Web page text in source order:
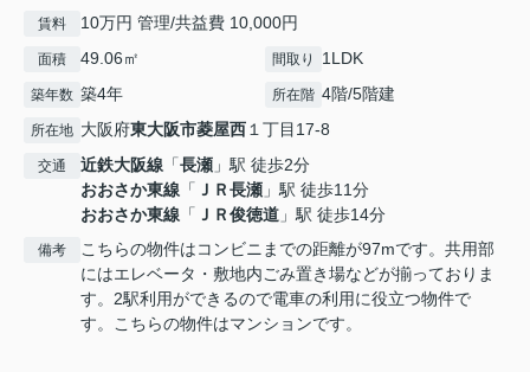
賃料 10万円 管理/共益費 10,000円
面積 49.06㎡ 間取り 1LDK
築年数 築4年 所在階 4階/5階建
所在地 大阪府東大阪市菱屋西１丁目17-8
交通 近鉄大阪線 「長瀬 」駅 徒歩2分
おおさか東線 「 ＪＲ長瀬 」駅 徒歩11分
おおさか東線 「 ＪＲ俊徳道 」駅 徒歩14分
備考
こちらの物件はコンビニまでの距離が97mです。共用部
にはエレベータ・敷地内ごみ置き場などが揃っておりま
す。2駅利用ができるので電車の利用に役立つ物件で
す。こちらの物件はマンションです。